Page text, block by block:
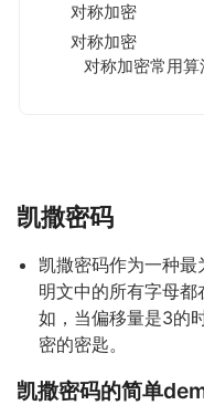
对称加密
对称加密
对称加密常用算
凯撒密码
凯撒密码作为一种
明文中的所有字母
如，当偏移量是3的
密的密匙。
凯撒密码的简单